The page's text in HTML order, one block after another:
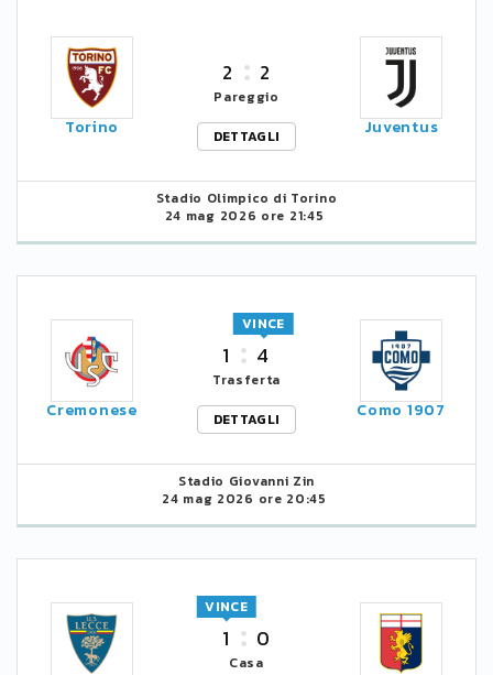
Torino
2 2
Pareggio
DETTAGLI
Juventus
Stadio Olimpico di Torino
24 mag 2026 ore 21:45
Cremonese
1 4
VINCE
Trasferta
DETTAGLI
Como 1907
Stadio Giovanni Zin
24 mag 2026 ore 20:45
1
VINCE
0
Casa